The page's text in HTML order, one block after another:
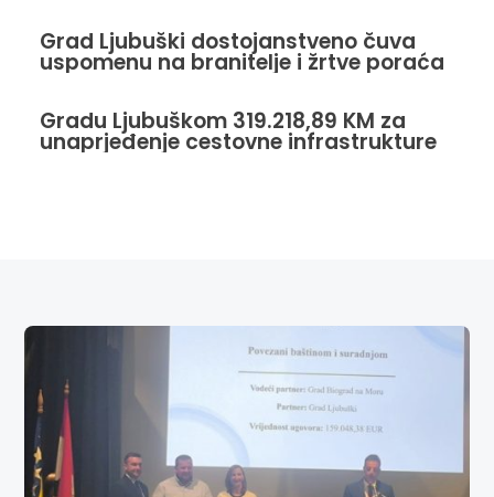
Grad Ljubuški dostojanstveno čuva
uspomenu na branitelje i žrtve poraća
Gradu Ljubuškom 319.218,89 KM za
unaprjeđenje cestovne infrastrukture